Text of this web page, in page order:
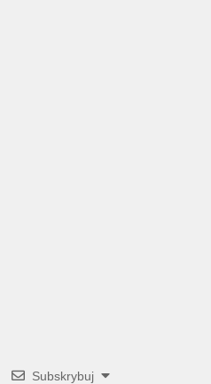
Subskrybuj